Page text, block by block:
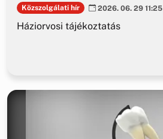
Közszolgálati hír 2026. 06. 29 11:25
Háziorvosi tájékoztatás